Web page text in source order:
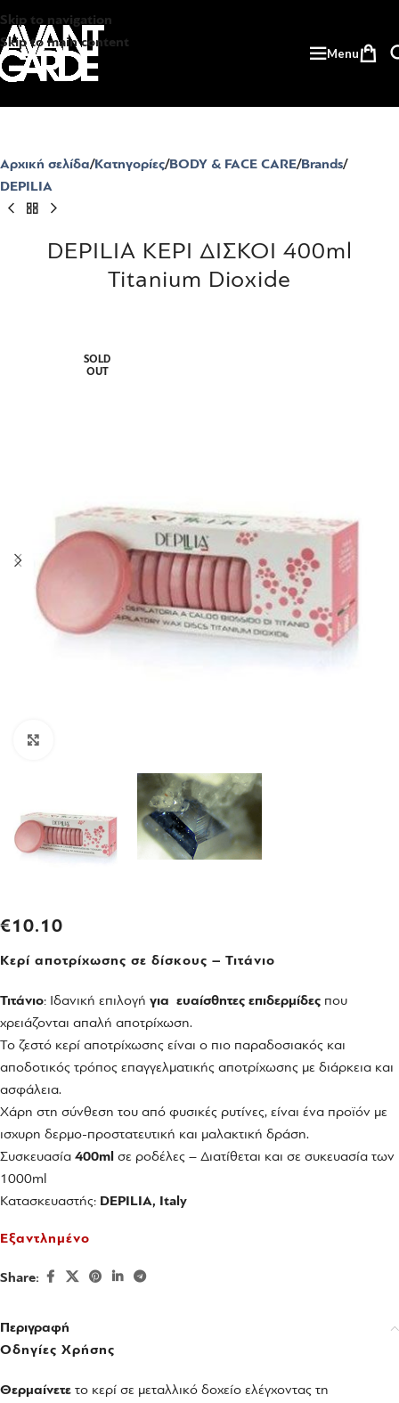
Skip to navigation
Skip to main content
Menu
Αρχική σελίδα Κατηγορίες BODY & FACE CARE Brands
DEPILIA
DEPILIA ΚΕΡΙ ΔΙΣΚΟΙ 400ml
Titanium Dioxide
SOLD
OUT
€10.10
Κερί αποτρίχωσης σε δίσκους – Τιτάνιο
Τιτάνιο: Ιδανική επιλογή για ευαίσθητες επιδερμίδες που
χρειάζονται απαλή αποτρίχωση.
Το ζεστό κερί αποτρίχωσης είναι ο πιο παραδοσιακός και
αποδοτικός τρόπος επαγγελματικής αποτρίχωσης με διάρκεια και
ασφάλεια.
Χάρη στη σύνθεση του από φυσικές ρυτίνες, είναι ένα προïόν με
ισχυρη δερμο-προστατευτική και μαλακτική δράση.
Συσκευασία 400ml σε ροδέλες – Διατίθεται και σε συκευασία των
1000ml
Κατασκευαστής: DEPILIA, Italy
Εξαντλημένο
Share:
Περιγραφή
Οδηγίες Χρήσης
Θερμαίνετε το κερί σε μεταλλικό δοχείο ελέγχοντας τη